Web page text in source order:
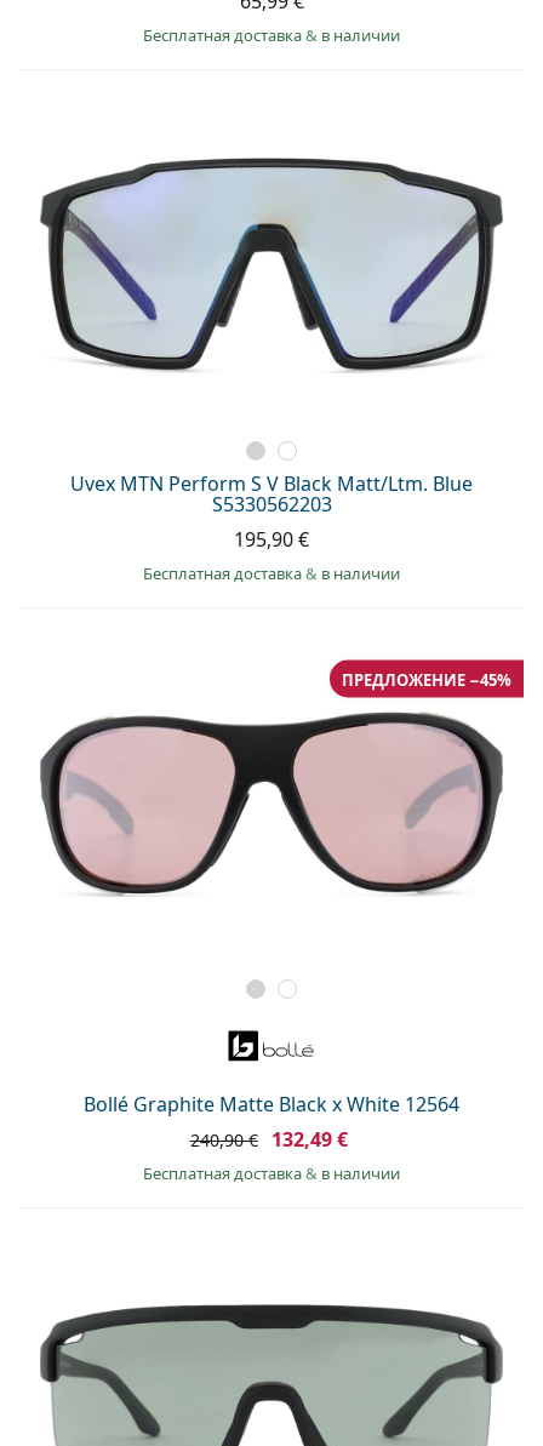
Бесплатная доставка& в наличии
Uvex MTN Perform S V Black Matt/Ltm. Blue
S5330562203
195,90 €
Бесплатная доставка& в наличии
Bollé Graphite Matte Black x White 12564
ПРЕДЛОЖЕНИЕ −45%
240,90 € 132,49 €
Бесплатная доставка& в наличии